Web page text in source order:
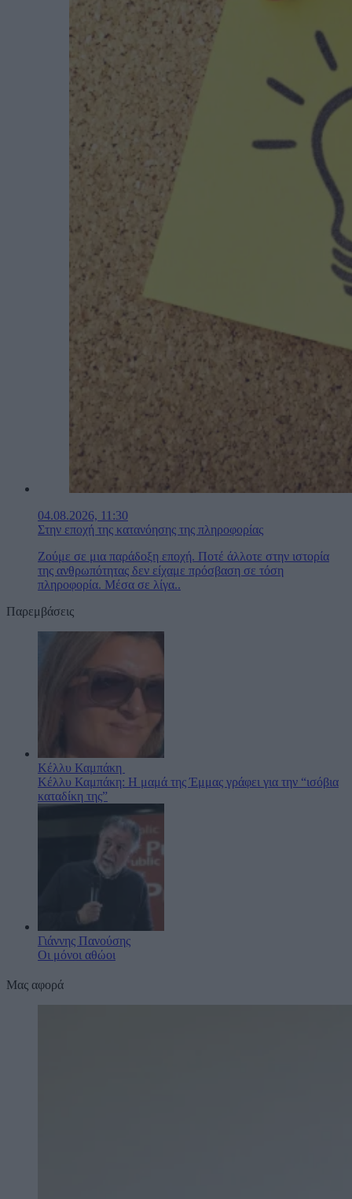
04.08.2026, 11:30
Στην εποχή της κατανόησης της πληροφορίας
Ζούμε σε μια παράδοξη εποχή. Ποτέ άλλοτε στην ιστορία
της ανθρωπότητας δεν είχαμε πρόσβαση σε τόση
πληροφορία. Μέσα σε λίγα..
Παρεμβάσεις
Κέλλυ Καμπάκη
Κέλλυ Καμπάκη: Η μαμά της Έμμας γράφει για την “ισόβια
καταδίκη της”
Γιάννης Πανούσης
Οι μόνοι αθώοι
Μας αφορά